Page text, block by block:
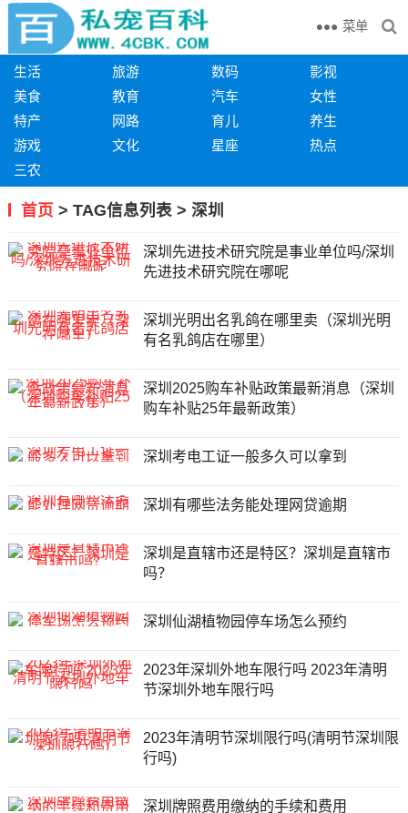
菜单
生活 旅游 数码
影视
美食
教育 汽车
女性
特产
网路 育儿
养生
游戏
文化 星座
热点
三农
首页 > TAG信息列表 > 深圳
深圳先进技术研究院是事业单位吗/深圳
先进技术研究院在哪呢
深圳光明出名乳鸽在哪里卖（深圳光明
有名乳鸽店在哪里）
深圳2025购车补贴政策最新消息（深圳
购车补贴25年最新政策）
深圳考电工证一般多久可以拿到
深圳有哪些法务能处理网贷逾期
深圳是直辖市还是特区？深圳是直辖市
吗？
深圳仙湖植物园停车场怎么预约
2023年深圳外地车限行吗 2023年清明
节深圳外地车限行吗
2023年清明节深圳限行吗(清明节深圳限
行吗)
深圳牌照费用缴纳的手续和费用